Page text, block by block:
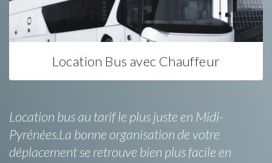
Location Bus avec Chauffeur
Location bus au tarif le plus juste en Midi-
Pyrénées.La bonne organisation de votre
déplacement se retrouve bien plus facile en